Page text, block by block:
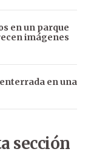
en un parque
imágenes
en una
sección